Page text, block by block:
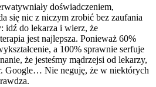
doświadczeniem,
się nic z niczym zrobić bez zaufania
idź do lekarza i wierz, że
jest najlepsza. Ponieważ 60%
a 100% sprawnie serfuje
że jesteśmy mądrzejsi od lekarzy,
Google… Nie neguję, że w niektórych